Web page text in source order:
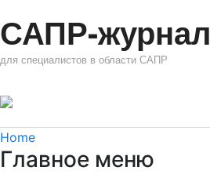
САПР-журнал
для специалистов в области САПР
Home
Главное меню